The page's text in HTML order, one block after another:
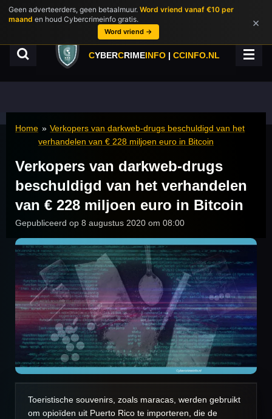
Geen adverteerders, geen betaalmuur. Word vriend vanaf €10 per
maand en houd Cybercrimeinfo gratis.
Word vriend →
×
Ga
direct
hoofdinhoud
CYBERCRIMEINFO | CCINFO.NL
Home » Verkopers van darkweb-drugs beschuldigd van het
verhandelen van € 228 miljoen euro in Bitcoin
Verkopers van darkweb-drugs
beschuldigd van het verhandelen
van € 228 miljoen euro in Bitcoin
Gepubliceerd op 8 augustus 2020 om 08:00
Toeristische souvenirs, zoals maracas, werden gebruikt
om opioïden uit Puerto Rico te importeren, die de